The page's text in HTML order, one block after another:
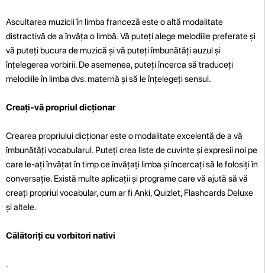
Ascultarea muzicii în limba franceză este o altă modalitate
distractivă de a învăța o limbă. Vă puteți alege melodiile preferate și
vă puteți bucura de muzică și vă puteți îmbunătăți auzul și
înțelegerea vorbirii. De asemenea, puteți încerca să traduceți
melodiile în limba dvs. maternă și să le înțelegeți sensul.
Creați-vă propriul dicționar
Crearea propriului dicționar este o modalitate excelentă de a vă
îmbunătăți vocabularul. Puteți crea liste de cuvinte și expresii noi pe
care le-ați învățat în timp ce învățați limba și încercați să le folosiți în
conversație. Există multe aplicații și programe care vă ajută să vă
creați propriul vocabular, cum ar fi Anki, Quizlet, Flashcards Deluxe
și altele.
Călătoriți cu vorbitori nativi
.